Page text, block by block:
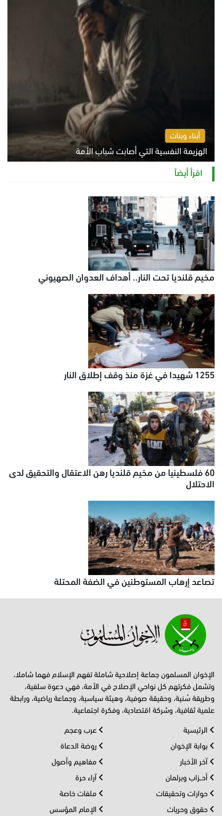
أبناء وبنات
الهزيمة النفسية التي أصابت شباب الأمة
الخميس 6 أغسطس 2026 11:12 ص
اقرأ أيضاً
مخيم قلنديا تحت النار.. أهداف العدوان الصهيوني
1255 شهيدا في غزة منذ وقف إطلاق النار
60 فلسطينيا من مخيم قلنديا رهن الاعتقال والتحقيق لدى
الاحتلال
تصاعد إرهاب المستوطنين في الضفة المحتلة
الإخوان المسلمون جماعة إصلاحية شاملة تفهم الإسلام فهما شاملا،
وتشمل فكرتهم كل نواحي الإصلاح في الأمة، فهي دعوة سلفية،
وطريقة سُنية، وحقيقة صوفية، وهيئة سياسية، وجماعة رياضية، ورابطة
علمية ثقافية، وشركة اقتصادية، وفكرة اجتماعية.
الرئيسية
بوابة الإخوان
آخر الأخبار
أحــزاب وبرلمان
حوارات وتحقيقات
حقوق وحريات
عرب وعجم
روضة الدعاة
مفاهيم وأصول
آراء حرة
ملفات خاصة
الإمام المؤسس